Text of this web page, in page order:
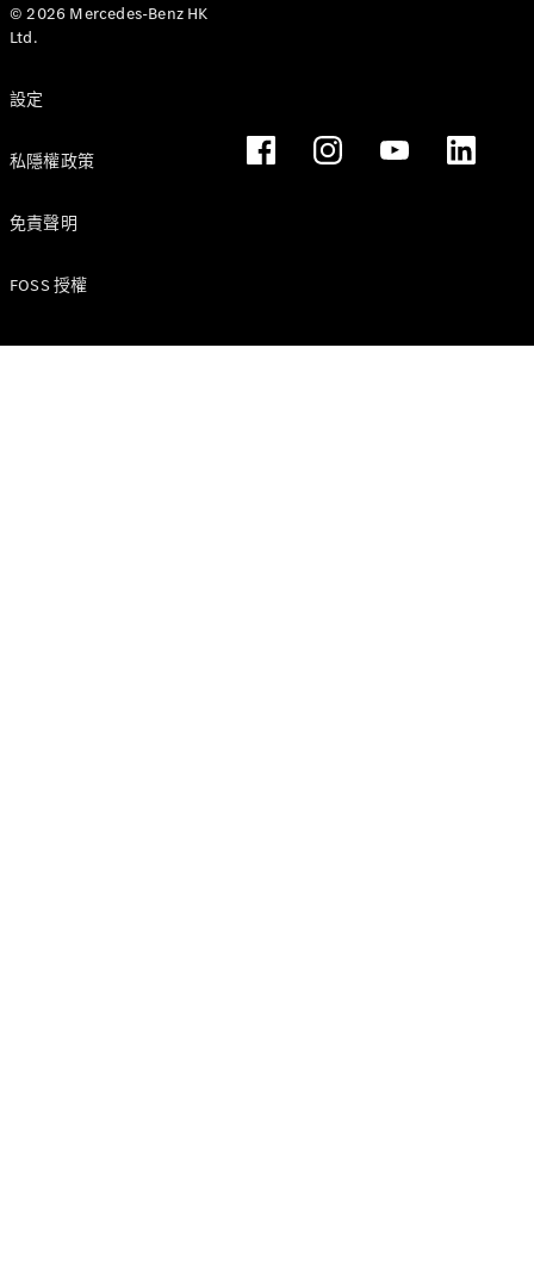
© 2026 Mercedes-Benz HK
Ltd.
設定
私隱權政策
免責聲明
FOSS 授權